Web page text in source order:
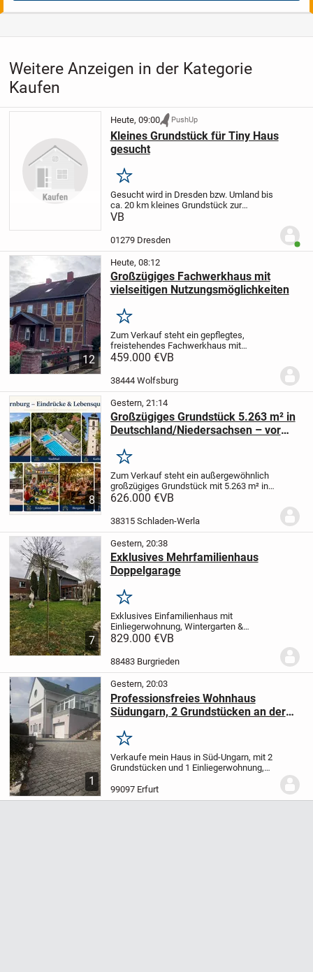
Weitere Anzeigen in der Kategorie
Kaufen
Heute, 09:00 PushUp
Kleines Grundstück für Tiny Haus
gesucht
Merken
Gesucht wird in Dresden bzw. Umland bis
ca. 20 km kleines Grundstück zur
Pacht/Miete/Kauf für Stellung eines Tiny
VB
01279 Dresden
12
Heute, 08:12
Großzügiges Fachwerkhaus mit
vielseitigen Nutzungsmöglichkeiten
Merken
Zum Verkauf steht ein gepflegtes,
freistehendes Fachwerkhaus mit
Nebengebäude auf einem ca. 1.289 m²
Ortsteil Hattorf. Die Immobilie bietet ca.
230 m² Wohnfläche,...
459.000 €VB
38444 Wolfsburg
8
Gestern, 21:14
Großzügiges Grundstück 5.263 m² in
Deutschland/Niedersachsen – vor
Braunschweig und Wolfsburg, nahe
Goslar und Harz
Merken
Zum Verkauf steht ein außergewöhnlich
großzügiges Grundstück mit 5.263 m² in
38315 Hornburg, Niedersachsen,
aus Großstadtnähe, Natur, viel Platz und
626.000 €VB
38315 Schladen-Werla
7
Gestern, 20:38
Exklusives Mehrfamilienhaus
Doppelgarage
Merken
Exklusives Einfamilienhaus mit
Einliegerwohnung, Wintergarten &
elektrischer Doppelgarage
Einfamilienhaus vereint stilvolles
Wohnen, viel Platz und eine...
829.000 €VB
88483 Burgrieden
1
Gestern, 20:03
Professionsfreies Wohnhaus
Südungarn, 2 Grundstücken an der
Merken
Verkaufe mein Haus in Süd-Ungarn, mit 2
Grundstücken und 1 Einliegerwohnung,
Grundstück 3 km von der Stadt 7700
Mohac´s entfernt. Es verfügt über 7
99097 Erfurt